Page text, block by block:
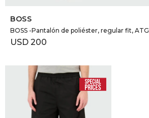
BOSS
BOSS -Pantalón de poliéster, regular fit, ATG
USD 200